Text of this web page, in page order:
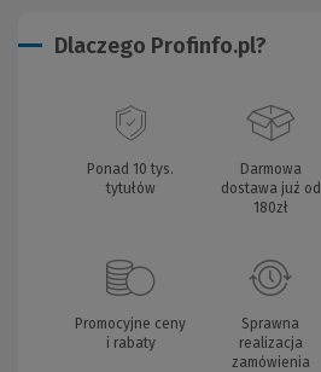
Dlaczego Profinfo.pl?
Ponad 10 tys.
tytułów
Darmowa
dostawa już od
180zł
Promocyjne ceny
i rabaty
Sprawna
realizacja
zamówienia